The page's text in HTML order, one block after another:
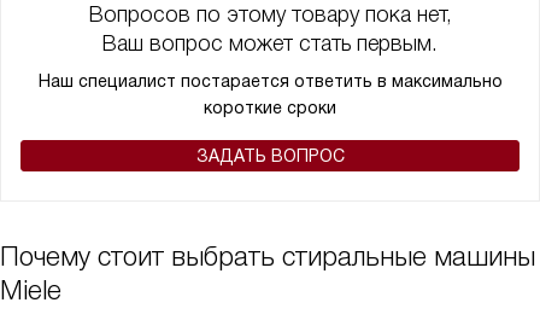
Вопросов по этому товару пока нет,
Ваш вопрос может стать первым.
Наш специалист постарается ответить в максимально
короткие сроки
ЗАДАТЬ ВОПРОС
Почему стоит выбрать стиральные машины
Miele